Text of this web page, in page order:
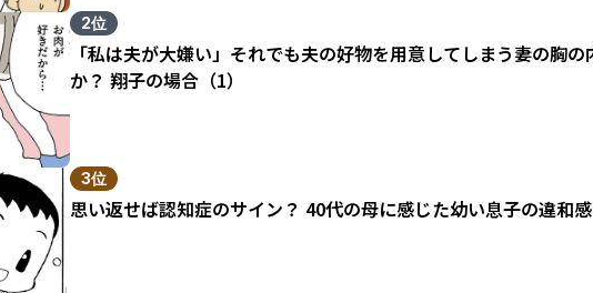
2位
「私は夫が大嫌い」それでも夫の好物を用意してしまう妻の胸
か？ 翔子の場合（1）
3位
思い返せば認知症のサイン？ 40代の母に感じた幼い息子の違和感